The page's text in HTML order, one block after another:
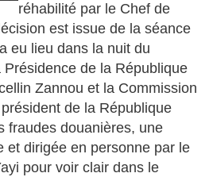
réhabilité par le Chef de
est issue de la séance
eu lieu dans la nuit du
de la République
Zannou et la Commission
de la République
fraudes douanières, une
et dirigée en personne par le
pour voir clair dans le